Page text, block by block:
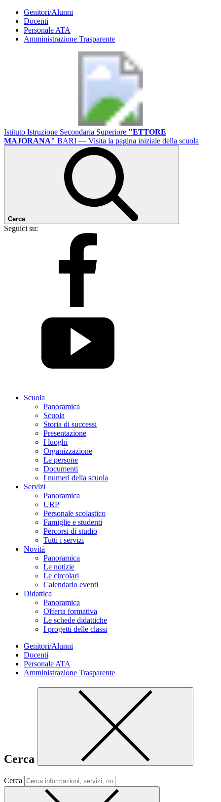
Genitori/Alunni
Docenti
Personale ATA
Amministrazione Trasparente
Istituto Istruzione Secondaria Superiore "ETTORE
MAJORANA" BARI — Visita la pagina iniziale della scuola
Cerca
Seguici su:
Scuola
Panoramica
Scuola
Storia di successi
Presentazione
I luoghi
Organizzazione
Le persone
Documenti
I numeri della scuola
Servizi
Panoramica
URP
Personale scolastico
Famiglie e studenti
Percorsi di studio
Tutti i servizi
Novità
Panoramica
Le notizie
Le circolari
Calendario eventi
Didattica
Panoramica
Offerta formativa
Le schede didattiche
I progetti delle classi
Genitori/Alunni
Docenti
Personale ATA
Amministrazione Trasparente
Cerca
Cerca